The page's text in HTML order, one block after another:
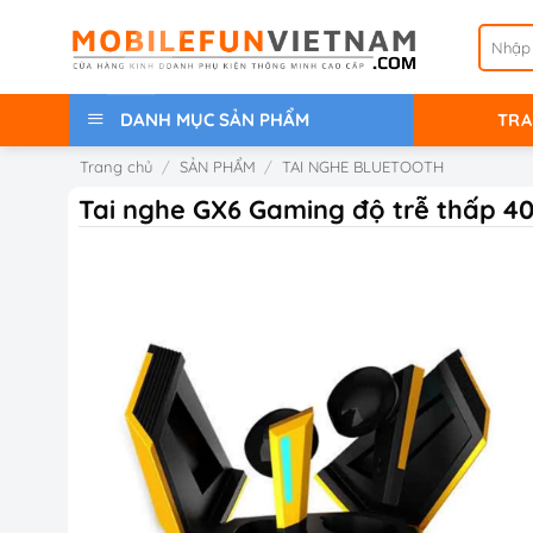
Tìm
kiếm:
DANH MỤC SẢN PHẨM
Trang chủ / SẢN PHẨM / TAI NGHE BLUETOOTH
Tai nghe GX6 Gaming độ trễ thấp